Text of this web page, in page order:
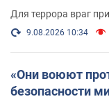
Для террора враг
9.08.2026 10:34
«Они воюют
безопасности